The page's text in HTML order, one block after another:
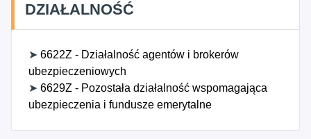
DZIAŁALNOŚĆ
➤ 6622Z - Działalność agentów i brokerów
ubezpieczeniowych
➤ 6629Z - Pozostała działalność wspomagająca
ubezpieczenia i fundusze emerytalne